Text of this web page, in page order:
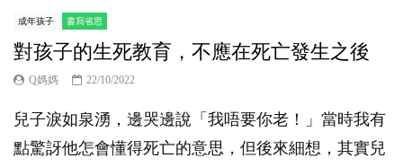
成年孩子 書寫省思
對孩子的生死教育，不應在死亡發生之後
Q媽媽 22/10/2022
兒子淚如泉湧，邊哭邊說「我唔要你老！」當時我有
點驚訝他怎會懂得死亡的意思，但後來細想，其實兒